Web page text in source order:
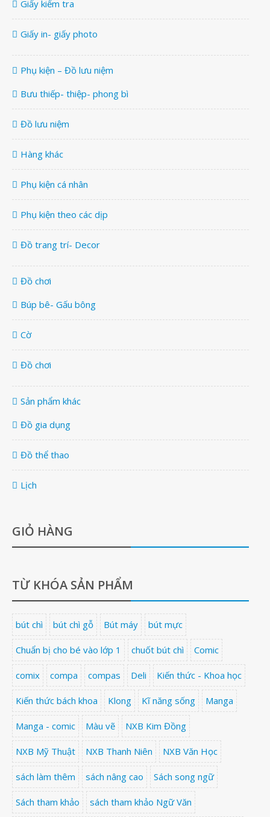
Giấy kiểm tra
Giấy in- giấy photo
Phụ kiện – Đồ lưu niệm
Bưu thiếp- thiệp- phong bì
Đồ lưu niệm
Hàng khác
Phụ kiện cá nhân
Phụ kiện theo các dịp
Đồ trang trí- Decor
Đồ chơi
Búp bê- Gấu bông
Cờ
Đồ chơi
Sản phẩm khác
Đồ gia dụng
Đồ thể thao
Lịch
GIỎ HÀNG
TỪ KHÓA SẢN PHẨM
bút chì bút chì gỗ Bút máy bút mực
Chuẩn bị cho bé vào lớp 1 chuốt bút chì Comic
comix compa compas Deli Kiến thức - Khoa học
Kiến thức bách khoa Klong Kĩ năng sống Manga
Manga - comic Màu vẽ NXB Kim Đồng
NXB Mỹ Thuật NXB Thanh Niên NXB Văn Học
sách làm thêm sách nâng cao Sách song ngữ
Sách tham khảo sách tham khảo Ngữ Văn